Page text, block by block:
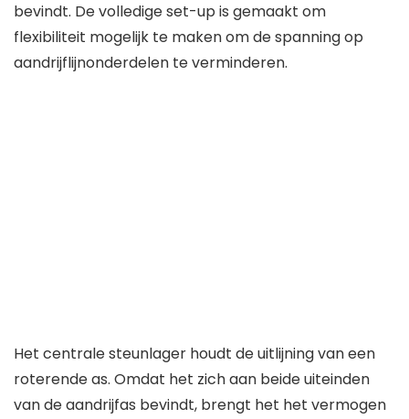
bevindt. De volledige set-up is gemaakt om
flexibiliteit mogelijk te maken om de spanning op
aandrijflijnonderdelen te verminderen.
Het centrale steunlager houdt de uitlijning van een
roterende as. Omdat het zich aan beide uiteinden
van de aandrijfas bevindt, brengt het het vermogen